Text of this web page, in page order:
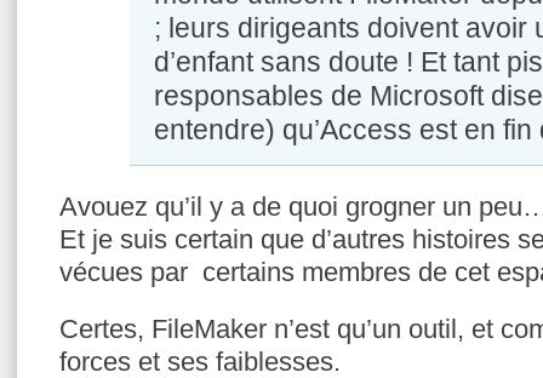
; leurs dirigeants doivent avoir
d’enfant sans doute ! Et tant
responsables de Microsoft
entendre) qu’Access est en fin
Avouez qu’il y a de quoi grogner un
Et je suis certain que d’autres histoires
vécues par certains membres de cet
Certes, FileMaker n’est qu’un outil, et
forces et ses faiblesses.